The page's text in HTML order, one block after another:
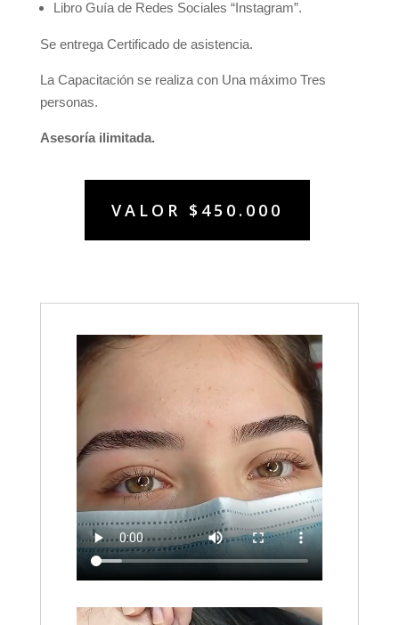
Libro Guía de Redes Sociales “Instagram”.
Se entrega Certificado de asistencia.
La Capacitación se realiza con Una máximo Tres
personas.
Asesoría ilimitada.
VALOR $450.000